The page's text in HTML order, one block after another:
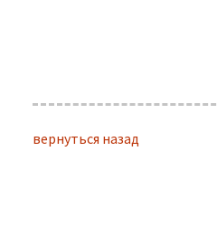
вернуться назад